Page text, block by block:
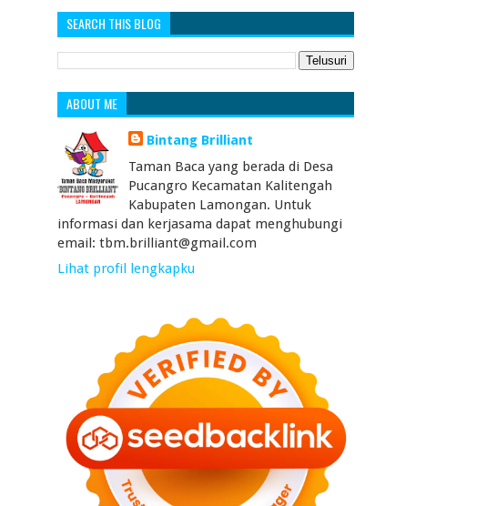
SEARCH THIS BLOG
ABOUT ME
Bintang Brilliant
Taman Baca yang berada di Desa
Pucangro Kecamatan Kalitengah
Kabupaten Lamongan. Untuk
informasi dan kerjasama dapat menghubungi
email: tbm.brilliant@gmail.com
Lihat profil lengkapku